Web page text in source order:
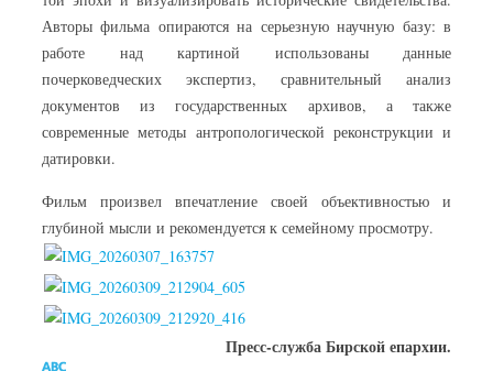
Авторы фильма опираются на серьезную научную базу: в
работе над картиной использованы данные
почерковедческих экспертиз, сравнительный анализ
документов из государственных архивов, а также
современные методы антропологической реконструкции и
датировки.
Фильм произвел впечатление своей объективностью и
глубиной мысли и рекомендуется к семейному просмотру.
Пресс-служба Бирской епархии.